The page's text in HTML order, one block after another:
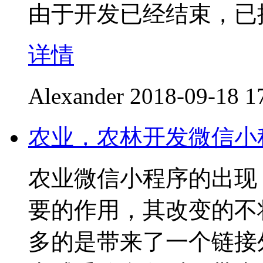
由于开发已经结束，
详情
Alexander 2018-09-18
农业，农林开发微信
农业微信小程序的出
要的作用，其改变的
多的是带来了一个链